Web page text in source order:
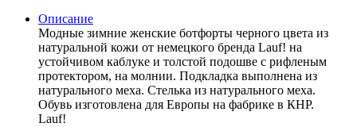
Описание
Модные зимние женские ботфорты черного цвета из
натуральной кожи от немецкого бренда Lauf! на
устойчивом каблуке и толстой подошве с рифленым
протектором, на молнии. Подкладка выполнена из
натурального меха. Стелька из натурального меха.
Обувь изготовлена для Европы на фабрике в КНР.
Lauf!